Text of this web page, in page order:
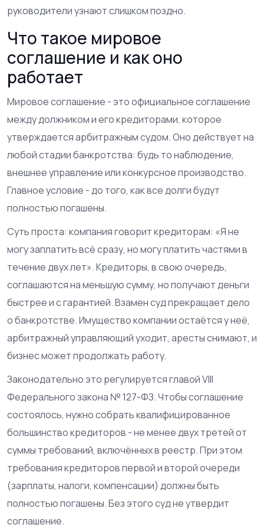
руководители узнают слишком поздно.
Что такое мировое
соглашение и как оно
работает
Мировое соглашение - это официальное соглашение
между должником и его кредиторами, которое
утверждается арбитражным судом. Оно действует на
любой стадии банкротства: будь то наблюдение,
внешнее управление или конкурсное производство.
Главное условие - до того, как все долги будут
полностью погашены.
Суть проста: компания говорит кредиторам: «Я не
могу заплатить всё сразу, но могу платить частями в
течение двух лет». Кредиторы, в свою очередь,
соглашаются на меньшую сумму, но получают деньги
быстрее и с гарантией. Взамен суд прекращает дело
о банкротстве. Имущество компании остаётся у неё,
арбитражный управляющий уходит, аресты снимают, и
бизнес может продолжать работу.
Законодательно это регулируется главой VIII
Федерального закона № 127-ФЗ. Чтобы соглашение
состоялось, нужно собрать квалифицированное
большинство кредиторов - не менее двух третей от
суммы требований, включённых в реестр. При этом
требования кредиторов первой и второй очереди
(зарплаты, налоги, компенсации) должны быть
полностью погашены. Без этого суд не утвердит
соглашение.